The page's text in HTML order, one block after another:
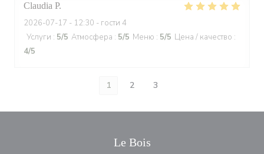
Claudia P
2026-07-17 - 12:30 - гости 4
Услуги : 5/5 Атмосфера : 5/5 Меню : 5/5 Цена / качество :
4/5
1 2 3
Le Bois